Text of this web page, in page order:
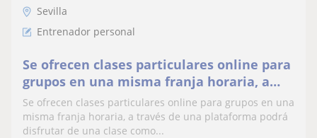
Sevilla
Entrenador personal
Se ofrecen clases particulares online para
grupos en una misma franja horaria, a
través de una plataforma podrá disfrutar
de una clase como en su gym
Se ofrecen clases particulares online para grupos en una
misma franja horaria, a través de una plataforma podrá
disfrutar de una clase como...